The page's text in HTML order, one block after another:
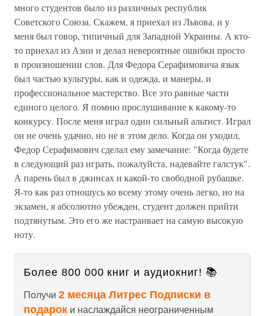
много студентов было из различных республик
Советского Союза. Скажем, я приехал из Львова, и у
меня был говор, типичный для Западной Украины. А кто-
то приехал из Азии и делал невероятные ошибки просто
в произношении слов. Для Федора Серафимовича язык
был частью культуры, как и одежда, и манеры, и
профессиональное мастерство. Все это равные части
единого целого. Я помню прослушивание к какому-то
конкурсу. После меня играл один сильный альтист. Играл
он не очень удачно, но не в этом дело. Когда он уходил,
Федор Серафимович сделал ему замечание: "Когда будете
в следующий раз играть, пожалуйста, надевайте галстук".
А парень был в джинсах и какой-то свободной рубашке.
Я-то как раз отношусь ко всему этому очень легко, но на
экзамен, я абсолютно убежден, студент должен прийти
подтянутым. Это его же настраивает на самую высокую
ноту.
Более 800 000 книг и аудиокниг! 📚
Получи 2 месяца Литрес Подписки в
подарок и наслаждайся неограниченным